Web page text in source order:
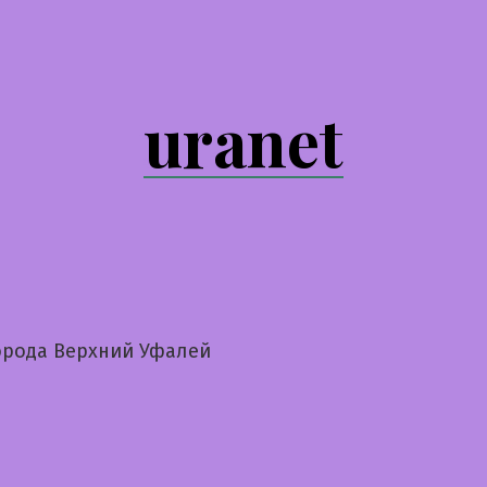
uranet
Верхний Уфалей